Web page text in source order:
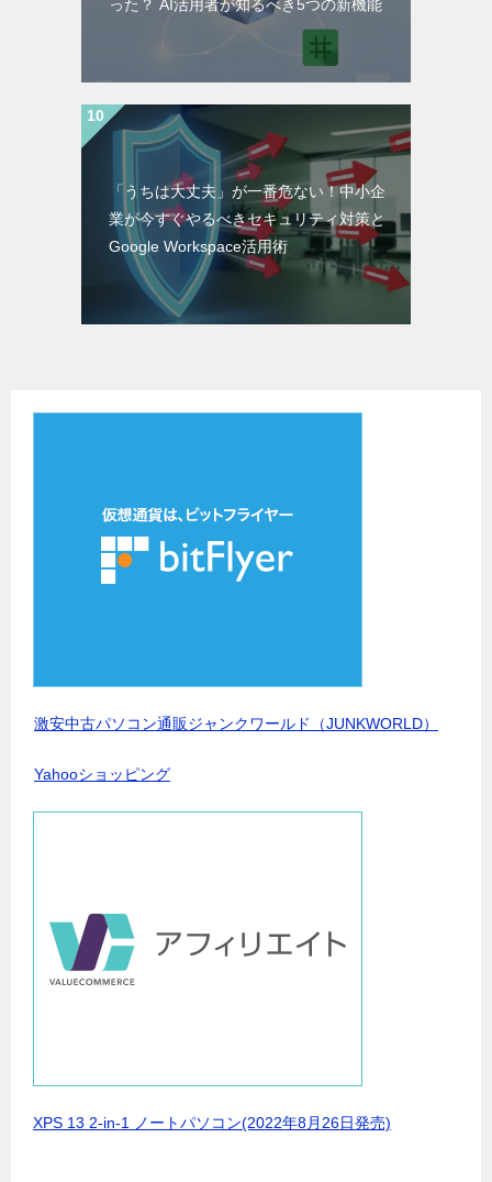
った？ AI活用者が知るべき5つの新機能
「うちは大丈夫」が一番危ない！中小企
業が今すぐやるべきセキュリティ対策と
Google Workspace活用術
激安中古パソコン通販ジャンクワールド（JUNKWORLD）
Yahooショッピング
XPS 13 2-in-1 ノートパソコン(2022年8月26日発売)